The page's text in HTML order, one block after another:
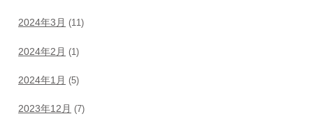
2024年3月 (11)
2024年2月 (1)
2024年1月 (5)
2023年12月 (7)